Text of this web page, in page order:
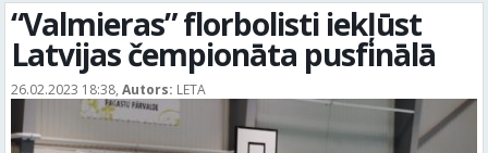
Sludinājumi
Reklāmraksti
“Valmieras” florbolisti iekļūst
Latvijas čempionāta pusfinālā
26.02.2023 18:38, Autors: LETA